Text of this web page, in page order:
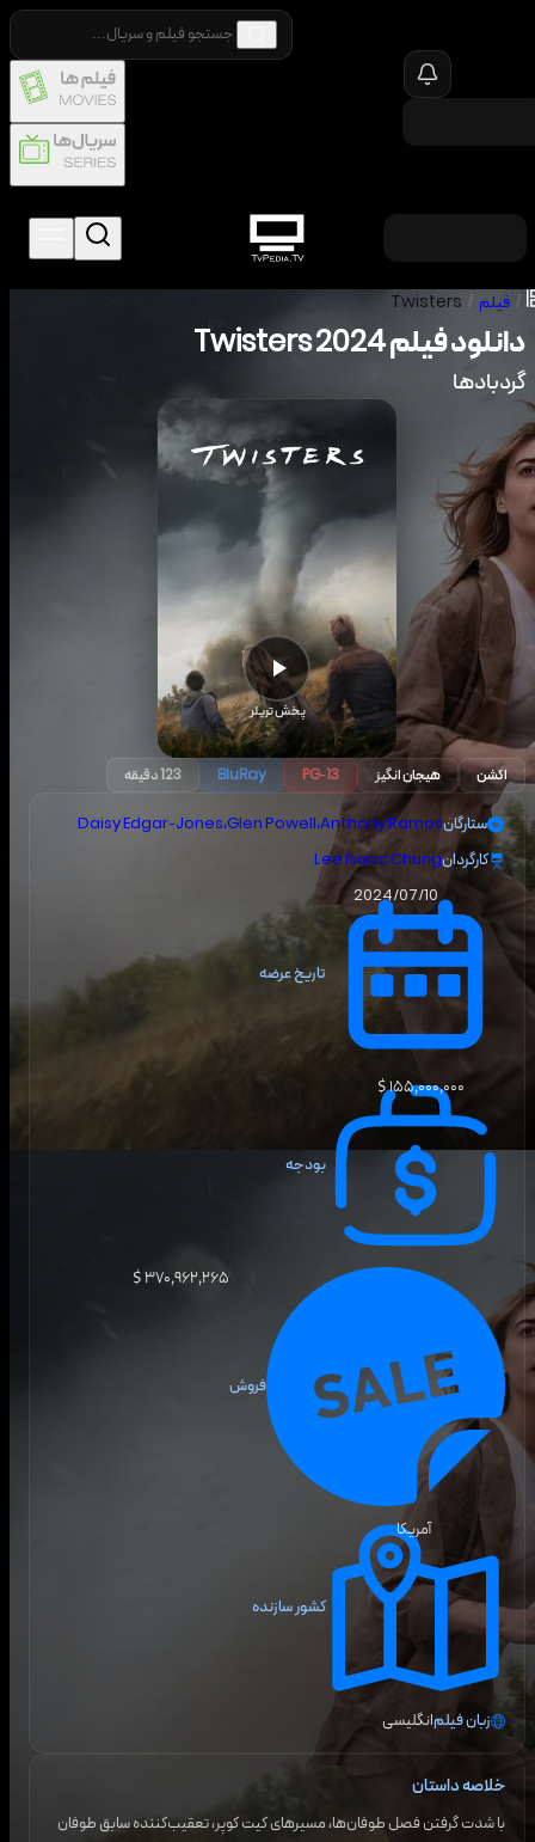
/ فیلم /
Twisters
دانلود فیلم2024
Twisters
گردبادها
پخش تریلر
اکشن هیجان انگیز PG-13
BluRay 123 دقیقه
ستارگان Daisy Edgar-Jones،Glen Powell،Anthony Ramos
کارگردانLee Isaac Chung
تاریخ عرضه
2024/07/10
بودجه
۱۵۵٬۰۰۰٬۰۰۰ $
فروش
۳۷۰٬۹۶۲٬۲۶۵ $
کشور سازنده
آمریکا
زبان فیلمانگلیسی
خلاصه داستان
با شدت گرفتن فصل طوفان‌ها، مسیرهای کیت کوپر، تعقیب‌کننده سابق طوفان